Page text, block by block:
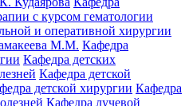
с курсом гематологии
и оперативной хирургии
М.М. Кафедра
Кафедра детских
Кафедра детской
детской хирургии Кафедра
Кафедра лучевой